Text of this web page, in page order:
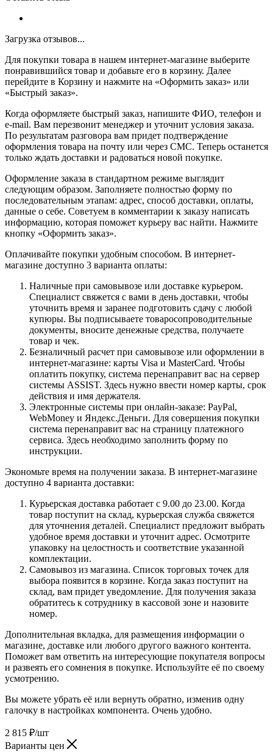
Загрузка отзывов...
Для покупки товара в нашем интернет-магазине выберите
понравившийся товар и добавьте его в корзину. Далее
перейдите в Корзину и нажмите на «Оформить заказ» или
«Быстрый заказ».
Когда оформляете быстрый заказ, напишите ФИО, телефон и
e-mail. Вам перезвонит менеджер и уточнит условия заказа.
По результатам разговора вам придет подтверждение
оформления товара на почту или через СМС. Теперь останется
только ждать доставки и радоваться новой покупке.
Оформление заказа в стандартном режиме выглядит
следующим образом. Заполняете полностью форму по
последовательным этапам: адрес, способ доставки, оплаты,
данные о себе. Советуем в комментарии к заказу написать
информацию, которая поможет курьеру вас найти. Нажмите
кнопку «Оформить заказ».
Оплачивайте покупки удобным способом. В интернет-
магазине доступно 3 варианта оплаты:
Наличные при самовывозе или доставке курьером.
Специалист свяжется с вами в день доставки, чтобы
уточнить время и заранее подготовить сдачу с любой
купюры. Вы подписываете товаросопроводительные
документы, вносите денежные средства, получаете
товар и чек.
Безналичный расчет при самовывозе или оформлении в
интернет-магазине: карты Visa и MasterCard. Чтобы
оплатить покупку, система перенаправит вас на сервер
системы ASSIST. Здесь нужно ввести номер карты, срок
действия и имя держателя.
Электронные системы при онлайн-заказе: PayPal,
WebMoney и Яндекс.Деньги. Для совершения покупки
система перенаправит вас на страницу платежного
сервиса. Здесь необходимо заполнить форму по
инструкции.
Экономьте время на получении заказа. В интернет-магазине
доступно 4 варианта доставки:
Курьерская доставка работает с 9.00 до 23.00. Когда
товар поступит на склад, курьерская служба свяжется
для уточнения деталей. Специалист предложит выбрать
удобное время доставки и уточнит адрес. Осмотрите
упаковку на целостность и соответствие указанной
комплектации.
Самовывоз из магазина. Список торговых точек для
выбора появится в корзине. Когда заказ поступит на
склад, вам придет уведомление. Для получения заказа
обратитесь к сотруднику в кассовой зоне и назовите
номер.
Дополнительная вкладка, для размещения информации о
магазине, доставке или любого другого важного контента.
Поможет вам ответить на интересующие покупателя вопросы
и развеять его сомнения в покупке. Используйте её по своему
усмотрению.
Вы можете убрать её или вернуть обратно, изменив одну
галочку в настройках компонента. Очень удобно.
2 815 ₽/шт
Варианты цен